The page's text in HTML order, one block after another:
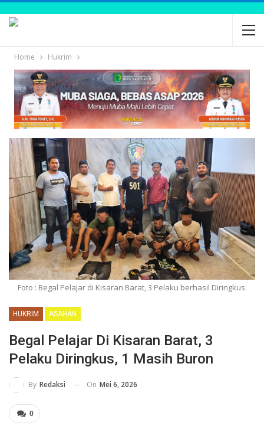
Home Hukrim
Foto : Begal Pelajar di Kisaran Barat, 3 Pelaku berhasil Diringkus.
HUKRIM ASAHAN
Begal Pelajar Di Kisaran Barat, 3
Pelaku Diringkus, 1 Masih Buron
By Redaksi On Mei 6, 2026
0